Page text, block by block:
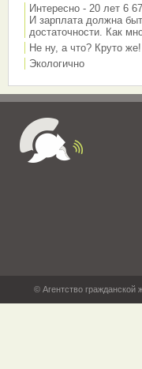
Интересно - 20 лет 6
И зарплата должна
достаточности. Как
Не ну, а что? Круто
Экологично
© Агентство